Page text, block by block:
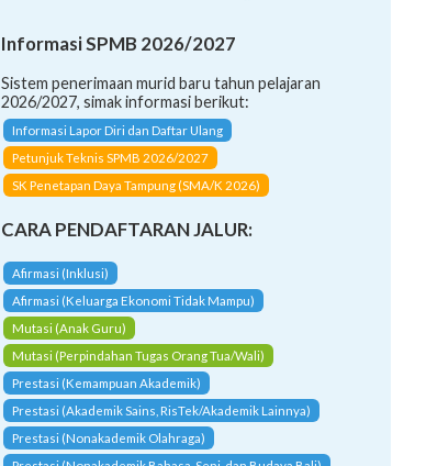
Informasi SPMB 2026/2027
Sistem penerimaan murid baru tahun pelajaran
2026/2027, simak informasi berikut:
Informasi Lapor Diri dan Daftar Ulang
Petunjuk Teknis SPMB 2026/2027
SK Penetapan Daya Tampung (SMA/K 2026)
CARA PENDAFTARAN JALUR:
Afirmasi (Inklusi)
Afirmasi (Keluarga Ekonomi Tidak Mampu)
Mutasi (Anak Guru)
Mutasi (Perpindahan Tugas Orang Tua/Wali)
Prestasi (Kemampuan Akademik)
Prestasi (Akademik Sains, RisTek/Akademik Lainnya)
Prestasi (Nonakademik Olahraga)